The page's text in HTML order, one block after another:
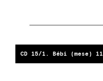
CD 15/1. Bébi (mese) 11